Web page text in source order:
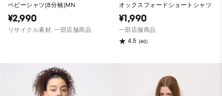
ベビーシャツ(8分袖)MN
¥2,990
リサイクル素材, 一部店舗商品
オックスフォードショートシャツ
¥1,990
一部店舗商品
4.5 (40)